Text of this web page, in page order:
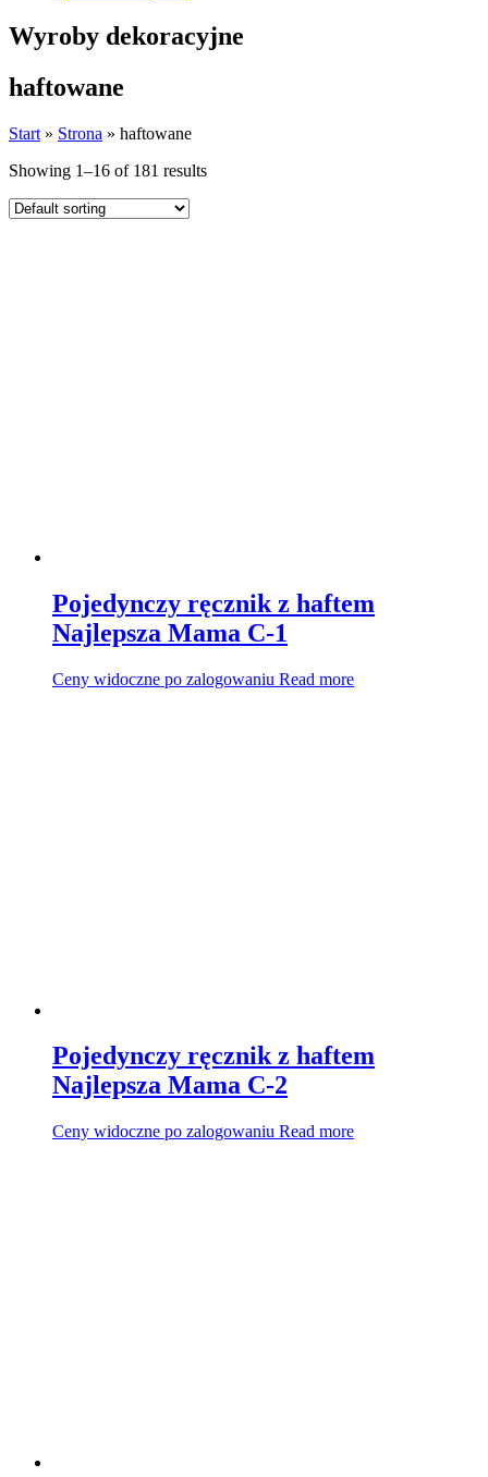
Wyroby dekoracyjne
haftowane
Start » Strona » haftowane
Showing 1–16 of 181 results
Pojedynczy ręcznik z haftem
Najlepsza Mama C-1
Ceny widoczne po zalogowaniu Read more
Pojedynczy ręcznik z haftem
Najlepsza Mama C-2
Ceny widoczne po zalogowaniu Read more